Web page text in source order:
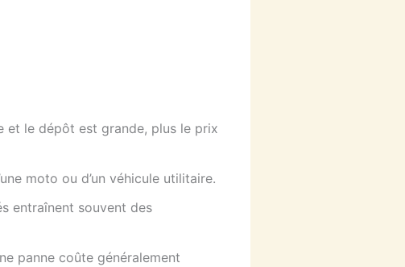
et le dépôt est grande, plus le prix
moto ou d’un véhicule utilitaire.
entraînent souvent des
panne coûte généralement